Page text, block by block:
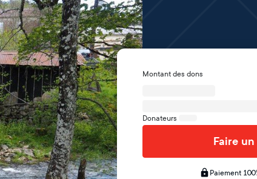
Montant des dons
Donateurs
Faire
Paiement